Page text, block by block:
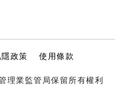
政策 使用條款
業監管局保留所有權利